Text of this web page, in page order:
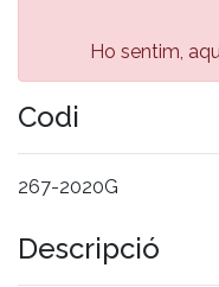
Ho sentim,
Codi
267-2020G
Descripció